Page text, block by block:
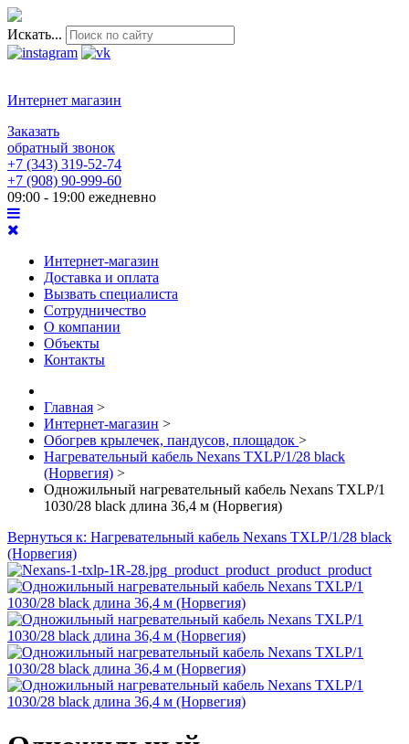
Искать...
Интернет магазин
Заказать
обратный звонок
+7 (343) 319-52-74
+7 (908) 90-999-60
09:00 - 19:00 ежедневно
Интернет-магазин
Доставка и оплата
Вызвать специалиста
Сотрудничество
О компании
Объекты
Контакты
Главная >
Интернет-магазин >
Обогрев крылечек, пандусов, площадок >
Нагревательный кабель Nexans TXLP/1/28 black
(Норвегия) >
Одножильный нагревательный кабель Nexans TXLP/1
1030/28 black длина 36,4 м (Норвегия)
Вернуться к: Нагревательный кабель Nexans TXLP/1/28 black
(Норвегия)